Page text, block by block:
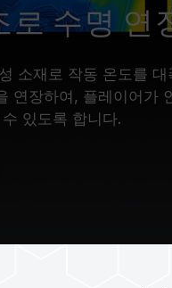
로 수명 연
소재로 작동 온도를 대
연장하여, 플레이어가
있도록 합니다.